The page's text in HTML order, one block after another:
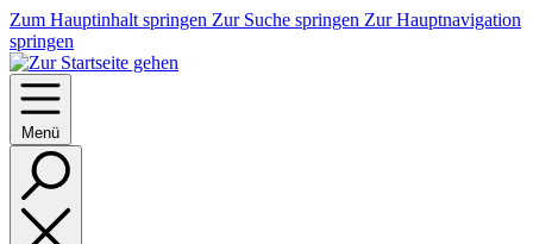
Zum Hauptinhalt springen Zur Suche springen Zur Hauptnavigation
springen
Menü